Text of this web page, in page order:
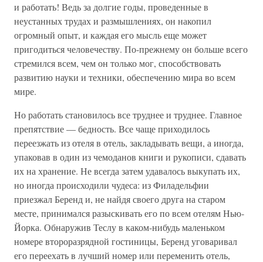
и работать! Ведь за долгие годы, проведенные в
неустанных трудах и размышлениях, он накопил
огромный опыт, и каждая его мысль еще может
пригодиться человечеству. По-прежнему он больше всего
стремился всем, чем он только мог, способствовать
развитию науки и техники, обеспечению мира во всем
мире.
Но работать становилось все труднее и труднее. Главное
препятствие — бедность. Все чаще приходилось
переезжать из отеля в отель, закладывать вещи, а иногда,
упаковав в один из чемоданов книги и рукописи, сдавать
их на хранение. Не всегда затем удавалось выкупать их,
но иногда происходили чудеса: из Филадельфии
приезжал Беренд и, не найдя своего друга на старом
месте, принимался разыскивать его по всем отелям Нью-
Йорка. Обнаружив Теслу в каком-нибудь маленьком
номере второразрядной гостиницы, Беренд уговаривал
его переехать в лучший номер или переменить отель,